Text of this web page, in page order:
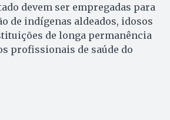
devem ser empregadas para
de indígenas aldeados, idosos
de longa permanência
profissionais de saúde do